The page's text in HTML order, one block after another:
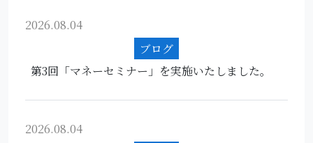
2026.08.04
ブログ
第3回「マネーセミナー」を実施いたしました。
2026.08.04